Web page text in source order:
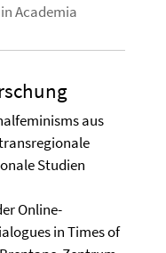
Academia
aus
Studien
Online-
in Times of